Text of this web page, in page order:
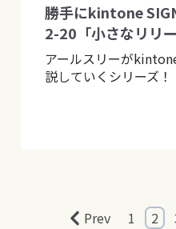
勝手にkintone
2-20「小さなリリー
アールスリーが
説していくシリーズ！
Prev 1 2